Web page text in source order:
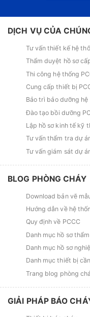
DỊCH VỤ CỦA
Tư vấn thiết kế hệ
Thẩm duyệt hồ sơ
Thi công hệ thống
Cung cấp thiết bị
Bảo trì bảo dưỡng hệ
Đào tạo bồi dưỡng
Lập hồ sơ kinh tế kỹ
Tư vấn thẩm tra dự
Tư vấn giám sát dự
BLOG PHÒNG CHÁY
Download bản vẽ
Hướng dẫn về hệ
Quy định về PCCC
Danh mục hồ sơ
Danh mục hồ sơ
Danh mục thiết bị
Trang blog phòng
GIẢI PHÁP BÁO